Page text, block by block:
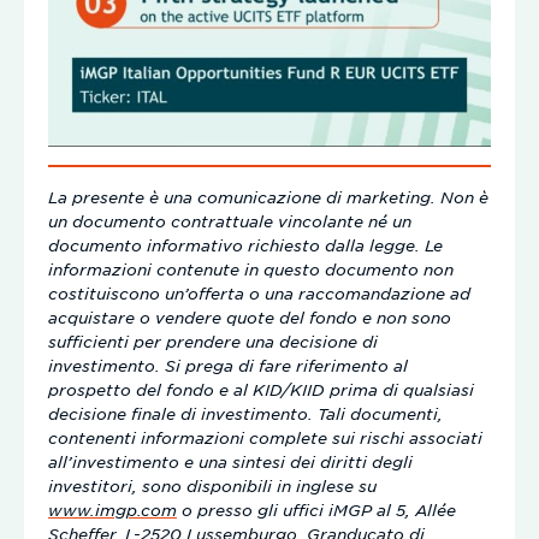
La presente è una comunicazione di marketing. Non è
un documento contrattuale vincolante né un
documento informativo richiesto dalla legge. Le
informazioni contenute in questo documento non
costituiscono un’offerta o una raccomandazione ad
acquistare o vendere quote del fondo e non sono
sufficienti per prendere una decisione di
investimento. Si prega di fare riferimento al
prospetto del fondo e al KID/KIID prima di qualsiasi
decisione finale di investimento. Tali documenti,
contenenti informazioni complete sui rischi associati
all’investimento e una sintesi dei diritti degli
investitori, sono disponibili in inglese su
www.imgp.com o presso gli uffici iMGP al 5, Allée
Scheffer, L-2520 Lussemburgo, Granducato di